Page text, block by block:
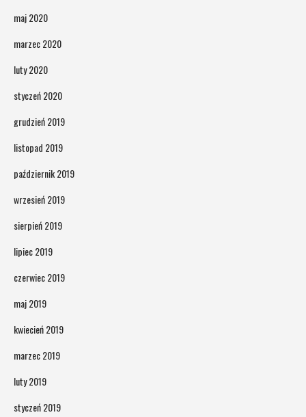
maj 2020
marzec 2020
luty 2020
styczeń 2020
grudzień 2019
listopad 2019
październik 2019
wrzesień 2019
sierpień 2019
lipiec 2019
czerwiec 2019
maj 2019
kwiecień 2019
marzec 2019
luty 2019
styczeń 2019